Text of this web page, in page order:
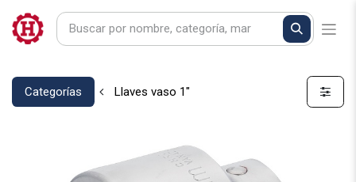
Categorías Llaves vaso 1"